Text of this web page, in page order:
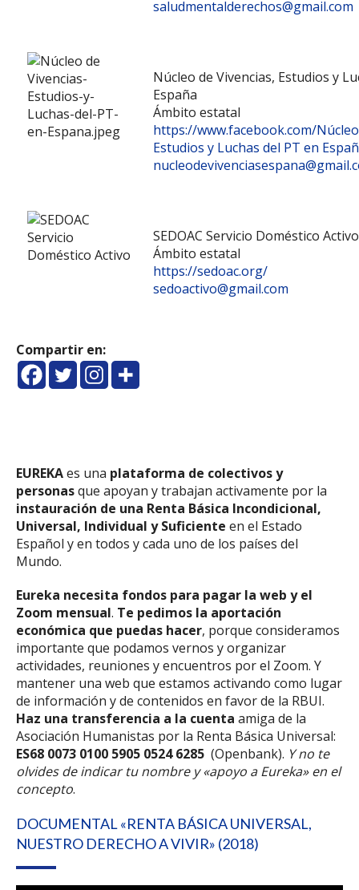
saludmentalderechos@gmail.com
Núcleo de Vivencias, Estudios y
España
Ámbito estatal
https://www.facebook.com/
Estudios y Luchas del PT en
SEDOAC Servicio Doméstico Activo
Ámbito estatal
https://sedoac.org/
sedoactivo@gmail.com
Compartir en:
EUREKAes una plataforma de colectivos y
personasque apoyan y trabajan activamente por la
instauración de una Renta Básica Incondicional,
Universal, Individual y Suficiente en el Estado
Español y en todos y cada uno de los países del
Mundo.
Eureka necesita fondos para pagar la web y el
Zoom mensual. Te pedimos la aportación
económica que puedas hacer, porque consideramos
importante que podamos vernos y organizar
actividades, reuniones y encuentros por el Zoom. Y
mantener una web que estamos activando como lugar
de información y de contenidos en favor de la RBUI.
Haz una transferencia a la cuenta amiga de la
Asociación Humanistas por la Renta Básica Universal:
ES68 0073 0100 5905 0524 6285 (Openbank). Y no te
olvides de indicar tu nombre y «apoyo a Eureka» en el
concepto.
DOCUMENTAL «RENTA BÁSICA UNIVERSAL,
NUESTRO DERECHO A VIVIR» (2018)